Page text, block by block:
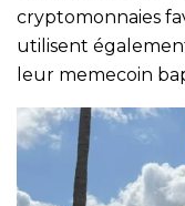
cryptomonnaies
utilisent
leur memecoin